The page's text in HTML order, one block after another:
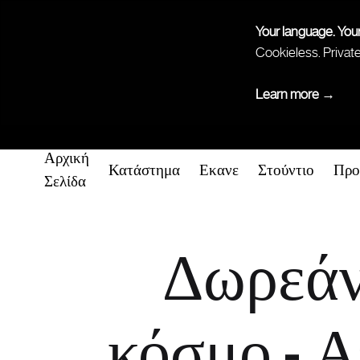
Your language.
Cookieless.
Learn more →
Αρχική
Σελίδα
Κατάστημα Εκανε Στούντιο